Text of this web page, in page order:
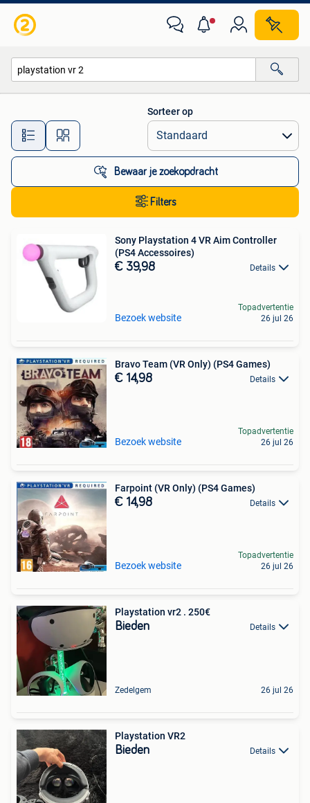
Alle afstanden…
Sorteer op
Bewaar je zoekopdracht
Filters
Sony Playstation 4 VR Aim Controller
(PS4 Accessoires)
€ 39,98 Details
Bezoek website
Topadvertentie
26 jul 26
Bravo Team (VR Only) (PS4 Games)
€ 14,98 Details
Bezoek website
Topadvertentie
26 jul 26
Farpoint (VR Only) (PS4 Games)
€ 14,98 Details
Bezoek website
Topadvertentie
26 jul 26
Playstation vr2 . 250€
Bieden Details
Zedelgem 26 jul 26
Playstation VR2
Bieden Details